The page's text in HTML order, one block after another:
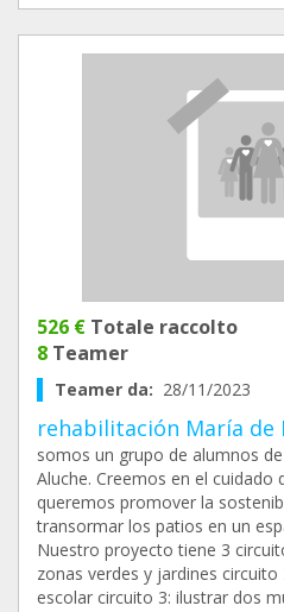
526 € Totale raccolto
8 Teamer
Teamer da: 28/11/2023
rehabilitación María de
somos un grupo de alumnos
Aluche. Creemos en el cuidado
queremos promover la
transormar los patios en un
Nuestro proyecto tiene 3
zonas verdes y jardines
escolar circuito 3: ilustrar dos